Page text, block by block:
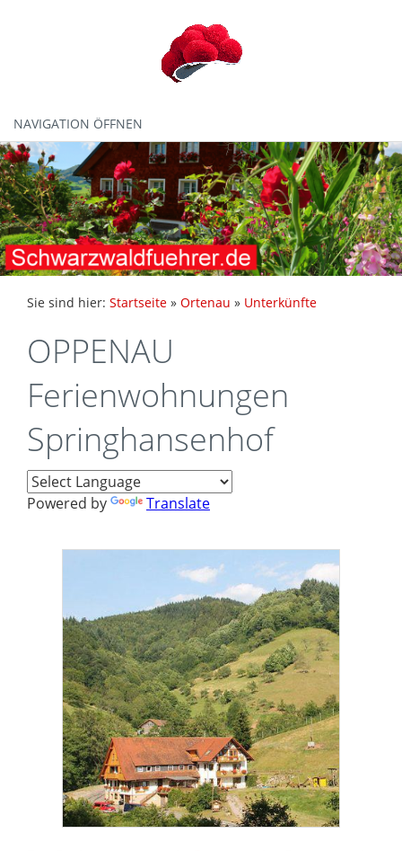
NAVIGATION ÖFFNEN
Sie sind hier: Startseite » Ortenau » Unterkünfte
OPPENAU
Ferienwohnungen
Springhansenhof
Powered by Translate